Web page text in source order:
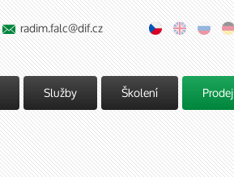
 radim.falc@dif.cz
Služby Školení Prodej